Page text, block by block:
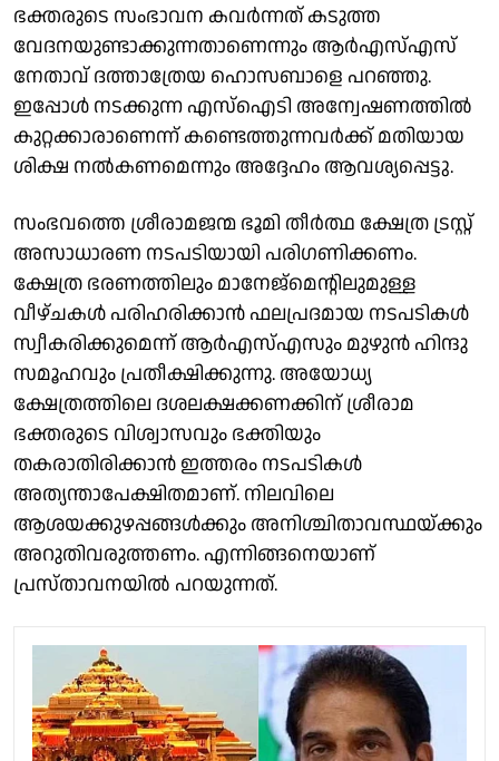
ഭക്തരുടെ സംഭാവന കവര്‍ന്നത് കടുത്ത
വേദനയുണ്ടാക്കുന്നതാണെന്നും ആര്‍എസ്എസ്
നേതാവ് ദത്താത്രേയ ഹൊസബാളെ പറഞ്ഞു.
ഇപ്പോള്‍ നടക്കുന്ന എസ്‌ഐടി അന്വേഷണത്തില്‍
കുറ്റക്കാരാണെന്ന് കണ്ടെത്തുന്നവർക്ക് മതിയായ
ശിക്ഷ നല്‍കണമെന്നും അദ്ദേഹം ആവശ്യപ്പെട്ടു.
സംഭവത്തെ ശ്രീരാമജന്മ ഭൂമി തീര്‍ത്ഥ ക്ഷേത്ര ട്രസ്റ്റ്
അസാധാരണ നടപടിയായി പരിഗണിക്കണം.
ക്ഷേത്ര ഭരണത്തിലും മാനേജ്‌മെന്റിലുമുള്ള
വീഴ്ചകള്‍ പരിഹരിക്കാന്‍ ഫലപ്രദമായ നടപടികള്‍
സ്വീകരിക്കുമെന്ന് ആര്‍എസ്എസും മുഴുന്‍ ഹിന്ദു
സമൂഹവും പ്രതീക്ഷിക്കുന്നു. അയോധ്യ
ക്ഷേത്രത്തിലെ ദശലക്ഷക്കണക്കിന് ശ്രീരാമ
ഭക്തരുടെ വിശ്വാസവും ഭക്തിയും
തകരാതിരിക്കാന്‍ ഇത്തരം നടപടികള്‍
അത്യന്താപേക്ഷിതമാണ്. നിലവിലെ
ആശയക്കുഴപ്പങ്ങള്‍ക്കും അനിശ്ചിതാവസ്ഥയ്ക്കും
അറുതിവരുത്തണം. എന്നിങ്ങനെയാണ്
പ്രസ്താവനയിൽ പറയുന്നത്.